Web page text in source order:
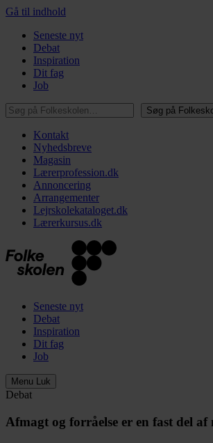
Gå til indhold
Seneste nyt
Debat
Inspiration
Dit fag
Job
Søg på Folkeskolen…
Søg på
Kontakt
Nyhedsbreve
Magasin
Lærerprofession.dk
Annoncering
Arrangementer
Lejrskolekataloget.dk
Lærerkursus.dk
Seneste nyt
Debat
Inspiration
Dit fag
Job
Menu Luk
Debat
Afmagt og forråelse er en fast del